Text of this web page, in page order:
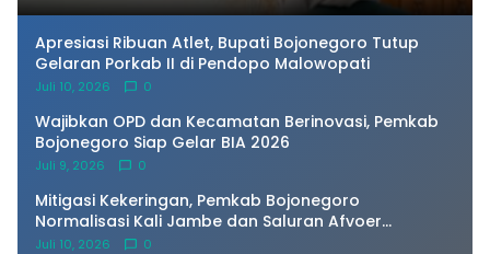
Apresiasi Ribuan Atlet, Bupati Bojonegoro Tutup
Gelaran Porkab II di Pendopo Malowopati
Juli 10, 2026 0
Wajibkan OPD dan Kecamatan Berinovasi, Pemkab
Bojonegoro Siap Gelar BIA 2026
Juli 9, 2026 0
Mitigasi Kekeringan, Pemkab Bojonegoro
Normalisasi Kali Jambe dan Saluran Afvoer
Purwosari
Juli 10, 2026 0